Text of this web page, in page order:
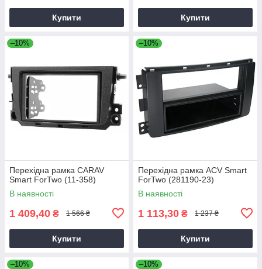
Купити Купити
–10%
Перехідна рамка CARAV
Smart ForTwo (11-358)
В наявності
1 409,40 ₴ 1 566 ₴
Купити
–10%
Перехідна рамка ACV Smart
ForTwo (281190-23)
В наявності
1 113,30 ₴ 1 237 ₴
Купити
–10% –10%